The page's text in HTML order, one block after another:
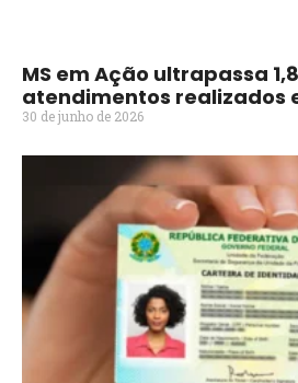
MS em Ação ultrapassa
atendimentos realizados
30 de junho de 2026